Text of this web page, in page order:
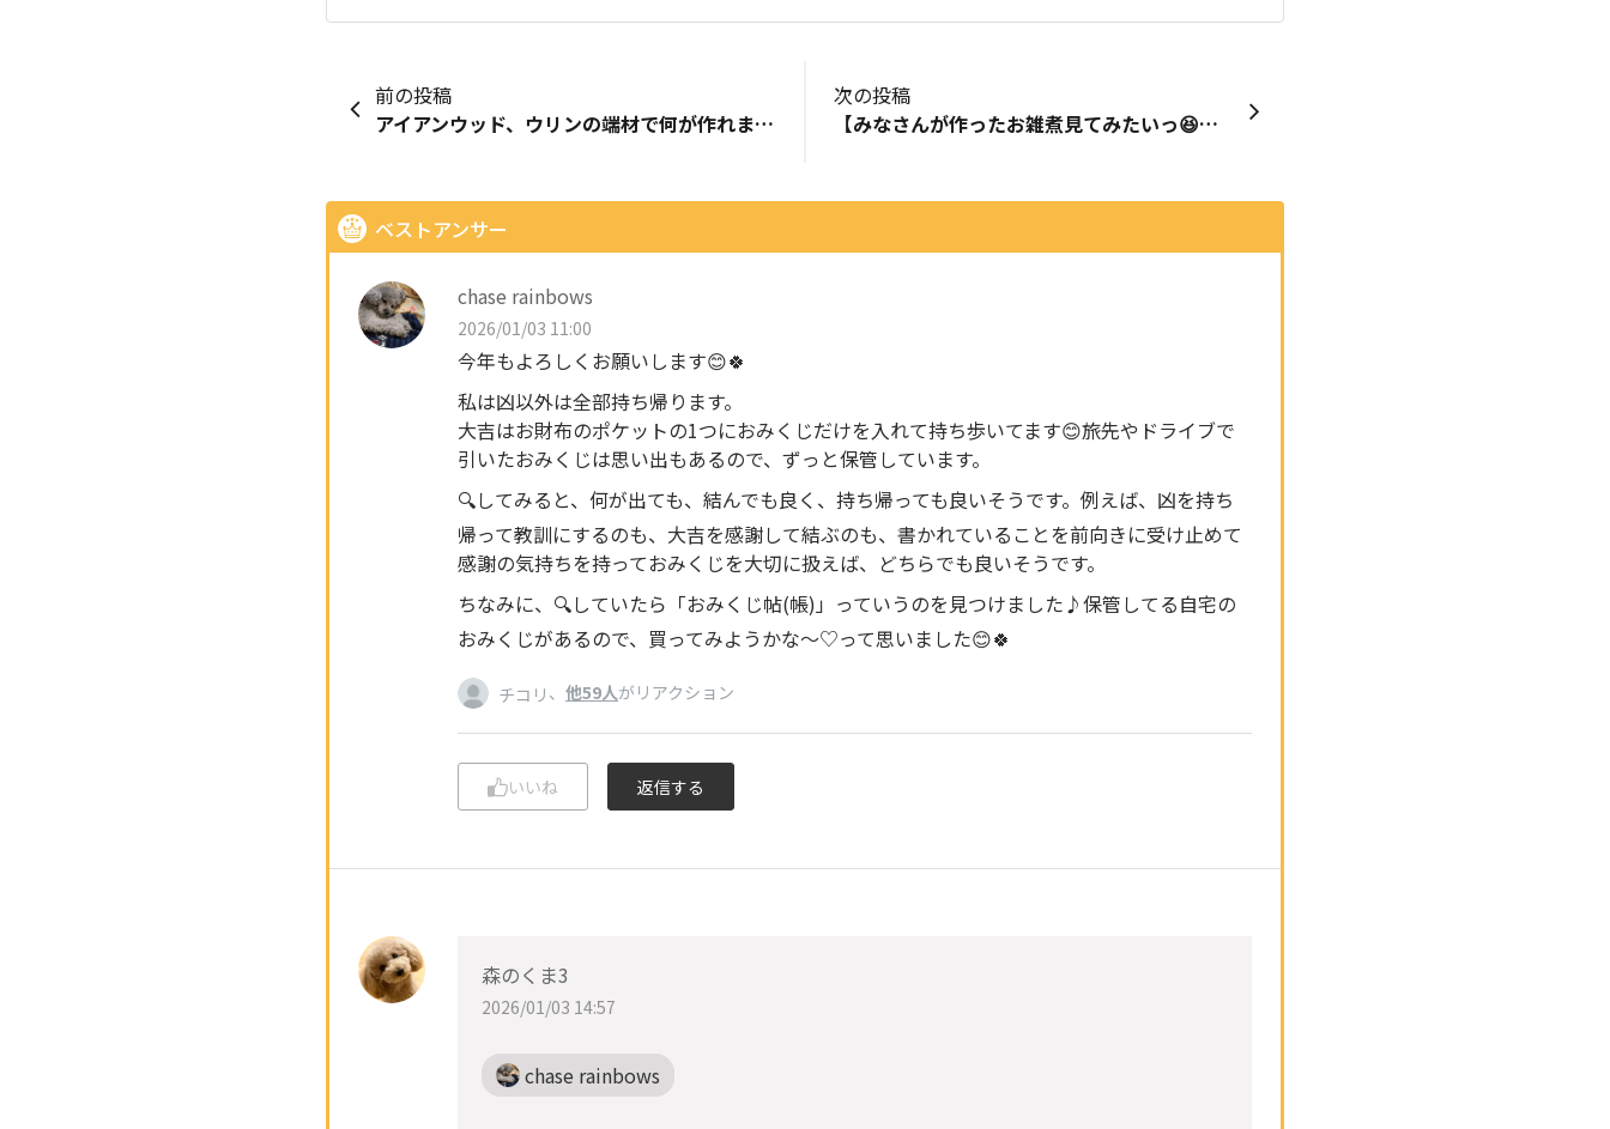
前の投稿
アイアンウッド、ウリンの端材で何が作れますか？
次の投稿
【みなさんが作ったお雑煮見てみたいっ😆🙌📸⬜️➰🥣♨️✨】
ベストアンサー
chase rainbows
2026/01/03 11:00
今年もよろしくお願いします😊🍀
私は凶以外は全部持ち帰ります。
大吉はお財布のポケットの1つにおみくじだけを入れて持ち歩いてます😊旅先やドライブで
引いたおみくじは思い出もあるので、ずっと保管しています。
🔍️してみると、何が出ても、結んでも良く、持ち帰っても良いそうです。例えば、凶を持ち
帰って教訓にするのも、大吉を感謝して結ぶのも、書かれていることを前向きに受け止めて
感謝の気持ちを持っておみくじを大切に扱えば、どちらでも良いそうです。
ちなみに、🔍️していたら「おみくじ帖(帳)」っていうのを見つけました♪保管してる自宅の
おみくじがあるので、買ってみようかな〜♡って思いました😊🍀
チコリ 、 他59人がリアクション
いいね 返信する
森のくま3
2026/01/03 14:57
chase rainbows